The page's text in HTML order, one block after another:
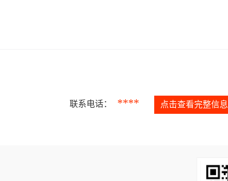
联系电话： **** 点击查看完整信息